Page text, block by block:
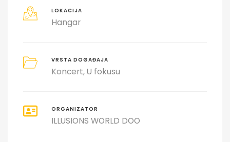
LOKACIJA
Hangar
VRSTA DOGAĐAJA
Koncert U fokusu
ORGANIZATOR
ILLUSIONS WORLD DOO